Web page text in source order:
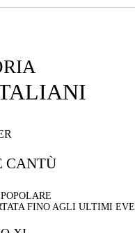
CANTÙ
FINO AGLI ULTIMI